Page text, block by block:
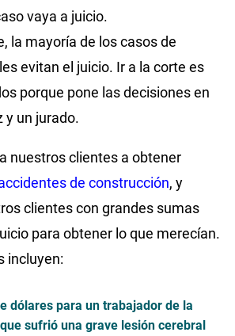
vaya a juicio.
la mayoría de los casos de
evitan el juicio. Ir a la corte es
porque pone las decisiones en
y un jurado.
nuestros clientes a obtener
de construcción, y
clientes con grandes sumas
para obtener lo que merecían.
incluyen:
dólares para un trabajador de la
sufrió una grave lesión cerebral